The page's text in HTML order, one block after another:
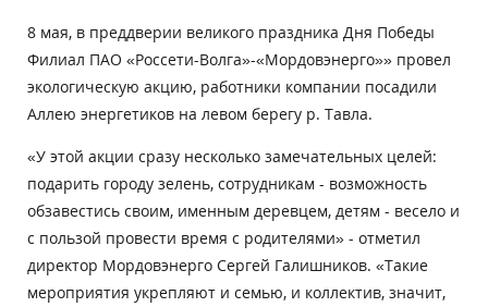
8 мая, в преддверии великого праздника Дня Победы
Филиал ПАО «Россети-Волга»-«Мордовэнерго»» провел
экологическую акцию, работники компании посадили
Аллею энергетиков на левом берегу р. Тавла.
«У этой акции сразу несколько замечательных целей:
подарить городу зелень, сотрудникам - возможность
обзавестись своим, именным деревцем, детям - весело и
с пользой провести время с родителями» - отметил
директор Мордовэнерго Сергей Галишников. «Такие
мероприятия укрепляют и семью, и коллектив, значит,